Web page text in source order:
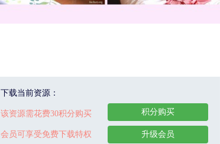
下载当前资源：
该资源需花费30积分购买
会员可享受免费下载特权
积分购买
升级会员